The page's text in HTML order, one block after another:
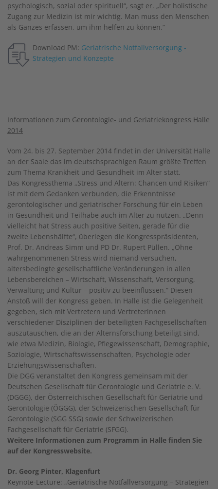
psychologisch, sozial oder spirituell“, sagt er. „Der holistische
Zugang zur Medizin ist mir wichtig. Man muss den Menschen
als Ganzes erfassen, um ihm helfen zu können.“
Download PM: Geriatrische Notfallversorgung -
Strategien und Konzepte
Informationen zum Gerontologie- und Geriatriekongress Halle
2014
Vom 24. bis 27. September 2014 findet in der Universität Halle
an der Saale das im deutschsprachigen Raum größte Treffen
zum Thema Krankheit und Gesundheit im Alter statt.
Das Kongressthema „Stress und Altern: Chancen und Risiken“
ist mit dem Gedanken verbunden, die Erkenntnisse
gerontologischer und geriatrischer Forschung für ein Leben
in Gesundheit und Teilhabe auch im Alter zu nutzen. „Denn
vielleicht hat Stress auch positive Seiten, gerade für die
zweite Lebenshälfte“, überlegen die Kongresspräsidenten,
Prof. Dr. Andreas Simm und PD Dr. Rupert Püllen. „Ohne
wahrgenommenen Stress wird niemand versuchen,
altersbedingte gesellschaftliche Veränderungen in allen
Lebensbereichen – Wirtschaft, Wissenschaft, Versorgung,
Verwaltung und Kultur – positiv zu beeinflussen.“ Diesen
Anstoß will der Kongress geben. In Halle ist die Gelegenheit
gegeben, sich mit Vertretern und Vertreterinnen
verschiedener Disziplinen der beteiligten Fachgesellschaften
auszutauschen, die an der Alternsforschung beteiligt sind,
wie etwa Medizin, Biologie, Pflegewissenschaft, Demographie,
Soziologie, Wirtschaftswissenschaften, Psychologie oder
Erziehungswissenschaften.
Die DGG veranstaltet den Kongress gemeinsam mit der
Deutschen Gesellschaft für Gerontologie und Geriatrie e. V.
(DGGG), der Österreichischen Gesellschaft für Geriatrie und
Gerontologie (ÖGGG), der Schweizerischen Gesellschaft für
Gerontologie (SGG SSG) sowie der Schweizerischen
Fachgesellschaft für Geriatrie (SFGG).
Weitere Informationen zum Programm in Halle finden Sie
auf der Kongresswebsite.
Dr. Georg Pinter, Klagenfurt
Keynote-Lecture: „Geriatrische Notfallversorgung – Strategien